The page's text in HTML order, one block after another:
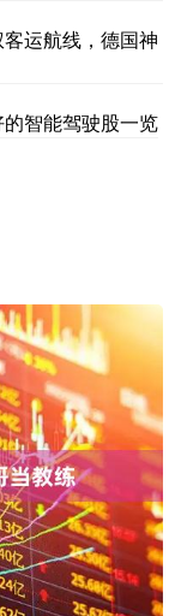
运航线，德国神
智能驾驶股一览